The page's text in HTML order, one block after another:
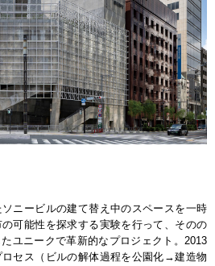
ニービルの建て替え中のスペースを一時
可能性を探求する実験を行って、そのの
ユニークで革新的なプロジェクト。2013
セス（ビルの解体過程を公園化→建造物